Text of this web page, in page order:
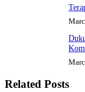
Related Posts